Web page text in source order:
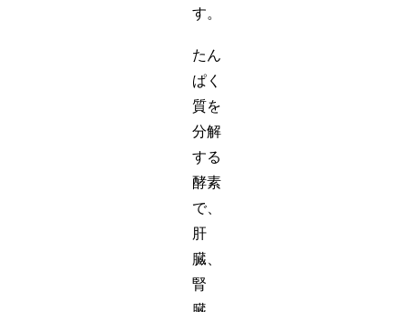
す。
たん
ぱく
質を
分解
する
酵素
で、
肝
臓、
腎